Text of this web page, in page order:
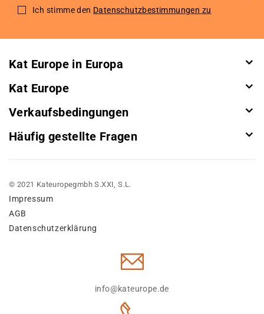
for
Ich stimme den Datenschutzbestimmungen zu
Kat Europe in Europa
Kat Europe
Verkaufsbedingungen
Häufig gestellte Fragen
© 2021 Kateuropegmbh S.XXI, S.L.
Impressum
AGB
Datenschutzerklärung
info@kateurope.de